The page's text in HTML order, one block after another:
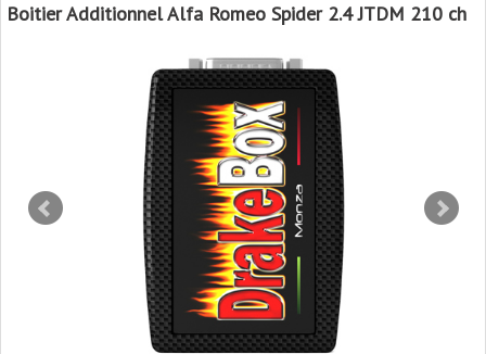
Boitier Additionnel Alfa Romeo Spider 2.4 JTDM 210 ch